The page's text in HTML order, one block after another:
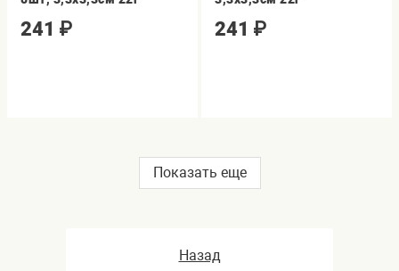
241 ₽ 241 ₽
Показать еще
Назад